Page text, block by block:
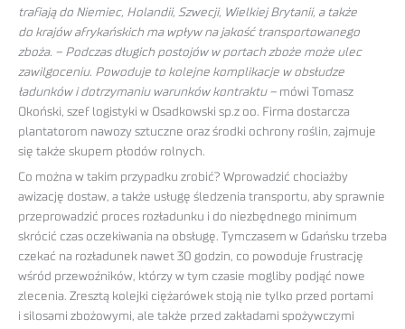
trafiają do Niemiec, Holandii, Szwecji, Wielkiej Brytanii, a także
do krajów afrykańskich ma wpływ na jakość transportowanego
zboża. – Podczas długich postojów w portach zboże może ulec
zawilgoceniu. Powoduje to kolejne komplikacje w obsłudze
ładunków i dotrzymaniu warunków kontraktu – mówi Tomasz
Okoński, szef logistyki w Osadkowski sp.z oo. Firma dostarcza
plantatorom nawozy sztuczne oraz środki ochrony roślin, zajmuje
się także skupem płodów rolnych.
Co można w takim przypadku zrobić? Wprowadzić chociażby
awizację dostaw, a także usługę śledzenia transportu, aby sprawnie
przeprowadzić proces rozładunku i do niezbędnego minimum
skrócić czas oczekiwania na obsługę. Tymczasem w Gdańsku trzeba
czekać na rozładunek nawet 30 godzin, co powoduje frustrację
wśród przewoźników, którzy w tym czasie mogliby podjąć nowe
zlecenia. Zresztą kolejki ciężarówek stoją nie tylko przed portami
i silosami zbożowymi, ale także przed zakładami spożywczymi